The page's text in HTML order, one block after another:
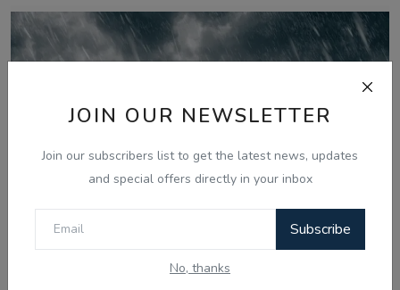
JOIN OUR NEWSLETTER
Join our subscribers list to get the latest news, updates
and special offers directly in your inbox
Subscribe
No, thanks
ਪੰਜਾਬ ਅਤੇ ਹਰਿਆਣਾ ਵਿੱਚ 11 ਤੇ 13 ਅਗਸਤ ਨੂੰ ਭਾਰੀ ਮੀਂਹ ਦੀ